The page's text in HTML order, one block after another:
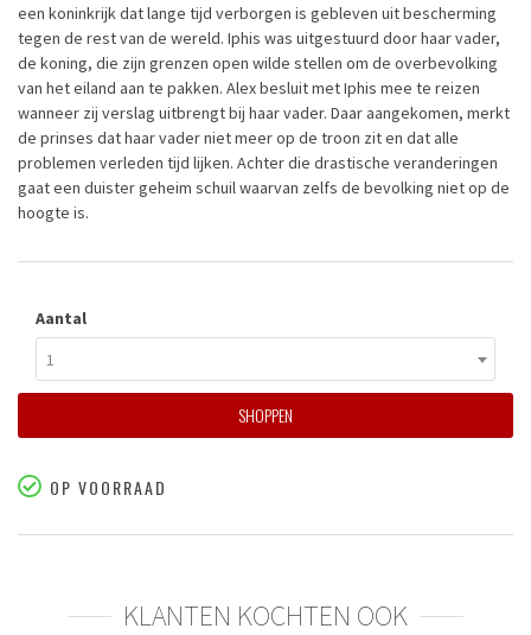
een koninkrijk dat lange tijd verborgen is gebleven uit bescherming
tegen de rest van de wereld. Iphis was uitgestuurd door haar vader,
de koning, die zijn grenzen open wilde stellen om de overbevolking
van het eiland aan te pakken. Alex besluit met Iphis mee te reizen
wanneer zij verslag uitbrengt bij haar vader. Daar aangekomen, merkt
de prinses dat haar vader niet meer op de troon zit en dat alle
problemen verleden tijd lijken. Achter die drastische veranderingen
gaat een duister geheim schuil waarvan zelfs de bevolking niet op de
hoogte is.
Aantal
1
SHOPPEN
OP VOORRAAD
KLANTEN KOCHTEN OOK